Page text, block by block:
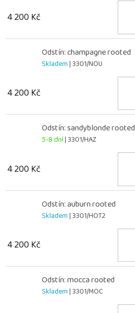
4 200 Kč
Odstín: champagne rooted
Skladem| 3301/NOU
4 200 Kč
Odstín: sandyblonde rooted
5-8 dní| 3301/HAZ
4 200 Kč
Odstín: auburn rooted
Skladem| 3301/HOT2
4 200 Kč
Odstín: mocca rooted
Skladem| 3301/MOC